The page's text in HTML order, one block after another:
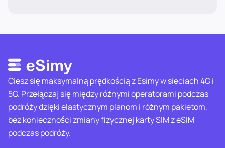
Ciesz się maksymalną prędkością z Esimy w sieciach 4G i
5G. Przełączaj się między różnymi operatorami podczas
podróży dzięki elastycznym planom i różnym pakietom,
bez konieczności zmiany fizycznej karty SIM z eSIM
podczas podróży.